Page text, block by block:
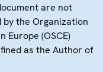
are not
by the Organization
Europe (OSCE)
as the Author of